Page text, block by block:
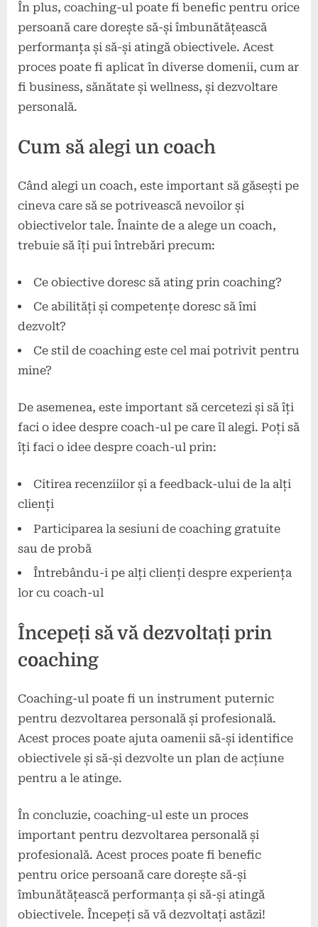
În plus, coaching-ul poate fi benefic pentru orice
persoană care dorește să-și îmbunătățească
performanța și să-și atingă obiectivele. Acest
proces poate fi aplicat în diverse domenii, cum ar
fi business, sănătate și wellness, și dezvoltare
personală.
Cum să alegi un coach
Când alegi un coach, este important să găsești pe
cineva care să se potrivească nevoilor și
obiectivelor tale. Înainte de a alege un coach,
trebuie să îți pui întrebări precum:
Ce obiective doresc să ating prin coaching?
Ce abilități și competențe doresc să îmi
dezvolt?
Ce stil de coaching este cel mai potrivit pentru
mine?
De asemenea, este important să cercetezi și să îți
faci o idee despre coach-ul pe care îl alegi. Poți să
îți faci o idee despre coach-ul prin:
Citirea recenziilor și a feedback-ului de la alți
clienți
Participarea la sesiuni de coaching gratuite
sau de probă
Întrebându-i pe alți clienți despre experiența
lor cu coach-ul
Începeți să vă dezvoltați prin
coaching
Coaching-ul poate fi un instrument puternic
pentru dezvoltarea personală și profesională.
Acest proces poate ajuta oamenii să-și identifice
obiectivele și să-și dezvolte un plan de acțiune
pentru a le atinge.
În concluzie, coaching-ul este un proces
important pentru dezvoltarea personală și
profesională. Acest proces poate fi benefic
pentru orice persoană care dorește să-și
îmbunătățească performanța și să-și atingă
obiectivele. Începeți să vă dezvoltați astăzi!